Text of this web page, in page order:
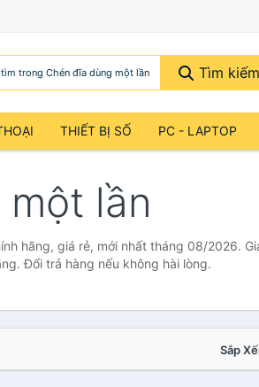
trong Chén đĩa dùng một lần Tìm kiếm
THIẾT BỊ SỐ PC - LAPTOP
lần
hãng, giá rẻ, mới nhất tháng 08/2026.
Đổi trả hàng nếu không hài lòng.
Sắp